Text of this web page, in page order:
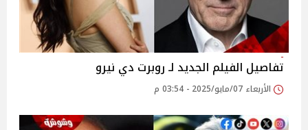
تفاصيل الفيلم الجديد لـ روبرت دي نيرو
الأربعاء 07/مايو/2025 - 03:54 م